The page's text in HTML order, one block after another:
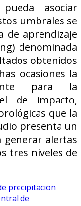
asociar
umbrales se
de aprendizaje
denominada
obtenidos
ocasiones la
para la
de impacto,
que la
presenta un
generar alertas
tres niveles de
precipitación
de